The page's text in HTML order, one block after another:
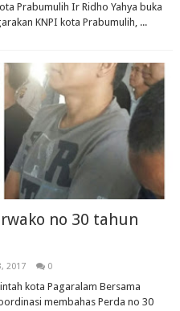
Prabumulih Ir Ridho Yahya buka
KNPI kota Prabumulih, ...
no 30 tahun
2017 0
kota Pagaralam Bersama
membahas Perda no 30